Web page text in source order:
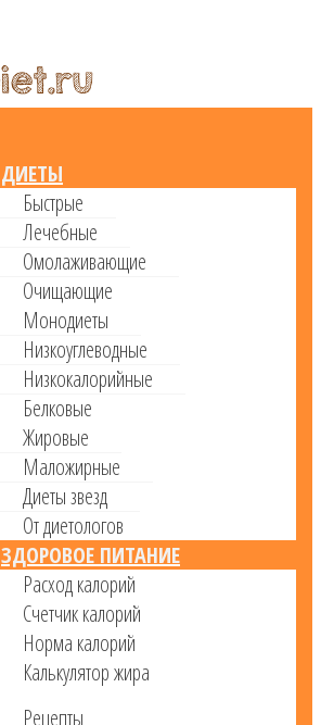
ДИЕТЫ
Быстрые
Лечебные
Омолаживающие
Очищающие
Монодиеты
Низкоуглеводные
Низкокалорийные
Белковые
Жировые
Маложирные
Диеты звезд
От диетологов
ЗДОРОВОЕ ПИТАНИЕ
Расход калорий
Cчетчик калорий
Норма калорий
Калькулятор жира
Рецепты